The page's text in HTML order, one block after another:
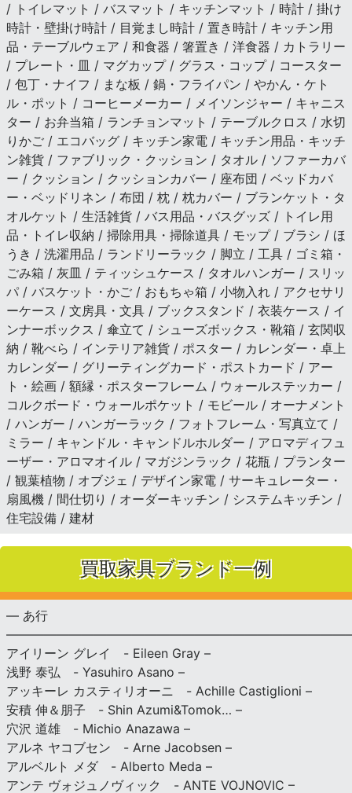
/ トイレマット / バスマット / キッチンマット / 時計 / 掛け
時計・壁掛け時計 / 目覚まし時計 / 置き時計 / キッチン用
品・テーブルウェア / 和食器 / 箸置き / 洋食器 / カトラリー
/ プレート・皿 / マグカップ / グラス・コップ / コースター
/ 包丁・ナイフ / まな板 / 鍋・フライパン / やかん・ケト
ル・ポット / コーヒーメーカー / メイソンジャー / キャニス
ター / お弁当箱 / ランチョンマット / テーブルクロス / 水切
りかご / エコバッグ / キッチン家電 / キッチン用品・キッチ
ン雑貨 / ファブリック・クッション / タオル / ソファーカバ
ー / クッション / クッションカバー / 座布団 / ベッドカバ
ー・ベッドリネン / 布団 / 枕 / 枕カバー / ブランケット・タ
オルケット / 生活雑貨 / バス用品・バスグッズ / トイレ用
品・トイレ収納 / 掃除用具・掃除道具 / モップ / ブラシ / ほ
うき / 洗濯用品 / ランドリーラック / 脚立 / 工具 / ゴミ箱・
ごみ箱 / 灰皿 / ティッシュケース / タオルハンガー / スリッ
パ / バスケット・かご / おもちゃ箱 / 小物入れ / アクセサリ
ーケース / 文房具・文具 / ブックスタンド / 衣装ケース / イ
ンナーボックス / 傘立て / シューズボックス・靴箱 / 玄関収
納 / 靴べら / インテリア雑貨 / ポスター / カレンダー・卓上
カレンダー / グリーティングカード・ポストカード / アー
ト・絵画 / 額縁・ポスターフレーム / ウォールステッカー /
コルクボード・ウォールポケット / モビール / オーナメント
/ ハンガー / ハンガーラック / フォトフレーム・写真立て /
ミラー / キャンドル・キャンドルホルダー / アロマディフュ
ーザー・アロマオイル / マガジンラック / 花瓶 / プランター
/ 観葉植物 / オブジェ / デザイン家電 / サーキュレーター・
扇風機 / 間仕切り / オーダーキッチン / システムキッチン /
住宅設備 / 建材
買取家具ブランド一例
— あ行
アイリーン グレイ - Eileen Gray –
浅野 泰弘 - Yasuhiro Asano –
アッキーレ カスティリオーニ - Achille Castiglioni –
安積 伸＆朋子 - Shin Azumi&Tomok… –
穴沢 道雄 - Michio Anazawa –
アルネ ヤコブセン - Arne Jacobsen –
アルベルト メダ - Alberto Meda –
アンテ ヴォジュノヴィック - ANTE VOJNOVIC –